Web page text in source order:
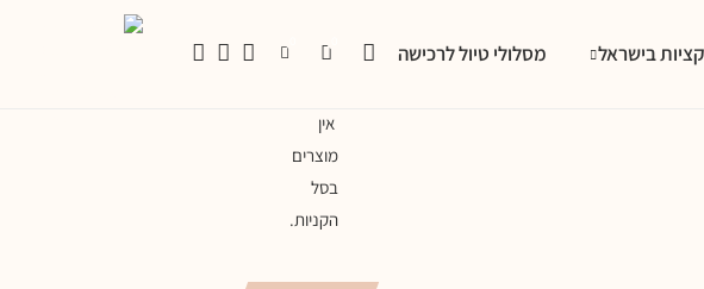
מסלולי טיול לרכישה בישראל
אין
מוצרים
בסל
הקניות.